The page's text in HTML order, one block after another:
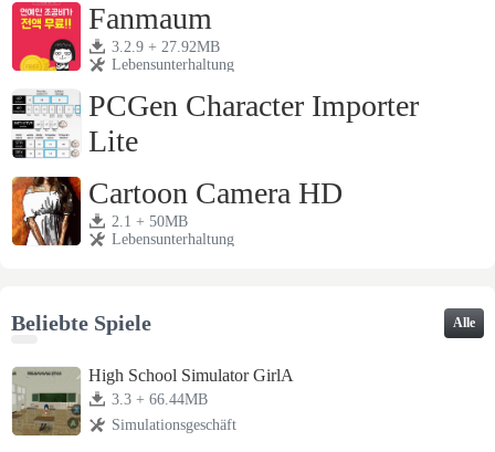
Fanmaum
3.2.9 + 27.92MB
Lebensunterhaltung
PCGen Character Importer
Lite
Cartoon Camera HD
2.1 + 50MB
Lebensunterhaltung
Beliebte Spiele Alle
High School Simulator GirlA
3.3 + 66.44MB
Simulationsgeschäft